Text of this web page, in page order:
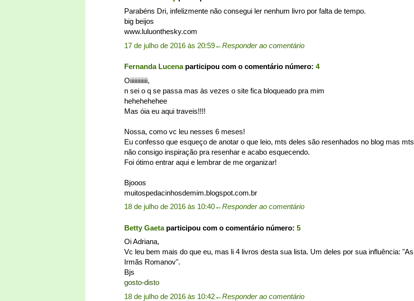
Parabéns Dri, infelizmente não consegui ler nenhum livro por falta de tempo.
big beijos
www.luluonthesky.com
17 de julho de 2016 às 20:59←Responder ao comentário
Fernanda Lucenaparticipou com o comentário número: 4
Oiiiiiiiiiiii,
n sei o q se passa mas às vezes o site fica bloqueado pra mim
hehehehehee
Mas óia eu aqui traveis!!!!
Nossa, como vc leu nesses 6 meses!
Eu confesso que esqueço de anotar o que leio, mts deles são resenhados no blog mas mts
não consigo inspiração pra resenhar e acabo esquecendo.
Foi ótimo entrar aqui e lembrar de me organizar!
Bjooos
muitospedacinhosdemim.blogspot.com.br
18 de julho de 2016 às 10:40←Responder ao comentário
Betty Gaetaparticipou com o comentário número: 5
Oi Adriana,
Vc leu bem mais do que eu, mas li 4 livros desta sua lista. Um deles por sua influência: "As
Irmãs Romanov".
Bjs
gosto-disto
18 de julho de 2016 às 10:42←Responder ao comentário